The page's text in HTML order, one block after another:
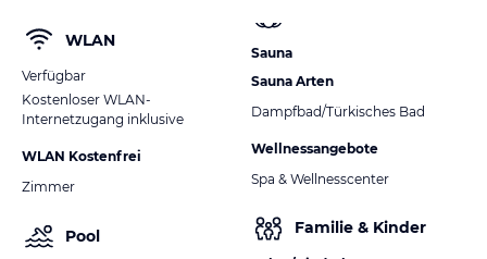
WLAN
Verfügbar
Kostenloser WLAN-
Internetzugang inklusive
WLAN Kostenfrei
Zimmer
Pool
Sauna
Sauna Arten
Dampfbad/Türkisches Bad
Wellnessangebote
Spa & Wellnesscenter
Familie & Kinder